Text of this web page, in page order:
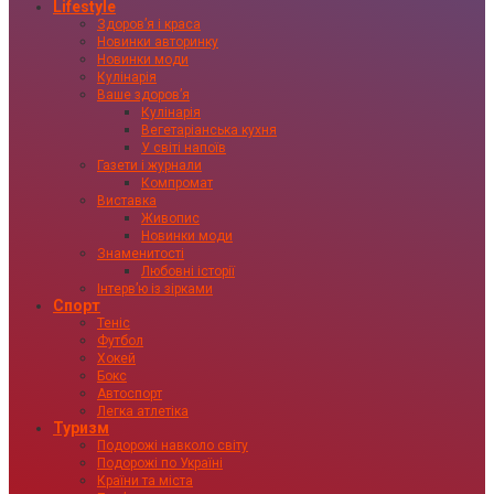
Lifestyle
Здоровʼя і краса
Новинки авторинку
Новинки моди
Кулінарія
Ваше здоровʼя
Кулінарія
Вегетаріанська кухня
У світі напоїв
Газети і журнали
Компромат
Виставка
Живопис
Новинки моди
Знаменитості
Любовні історії
Інтервʼю із зірками
Спорт
Теніс
Футбол
Хокей
Бокс
Автоспорт
Легка атлетіка
Туризм
Подорожі навколо світу
Подорожі по Україні
Країни та міста